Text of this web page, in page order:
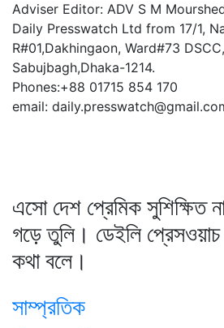
Adviser Editor: ADV S M
Daily Presswatch Ltd from 17/1,
R#01,Dakhingaon, Ward#73
Sabujbagh,Dhaka-1214.
Phones:+88 01715 854 170
email:
এসো দেশ প্রেমিক সুশিক্ষিত
গড়ে তুলি। ডেইলি প্রেসওয়াচ
কথা বলে।
সাম্প্রতিক